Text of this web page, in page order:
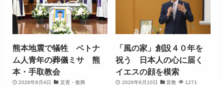
熊本地震で犠牲 ベトナ
ム人青年の葬儀ミサ 熊
本・手取教会
2026年8月4日 災害・復興
「風の家」創設４０年を
祝う 日本人の心に届く
イエスの顔を模索
2026年6月10日 宣教 1271